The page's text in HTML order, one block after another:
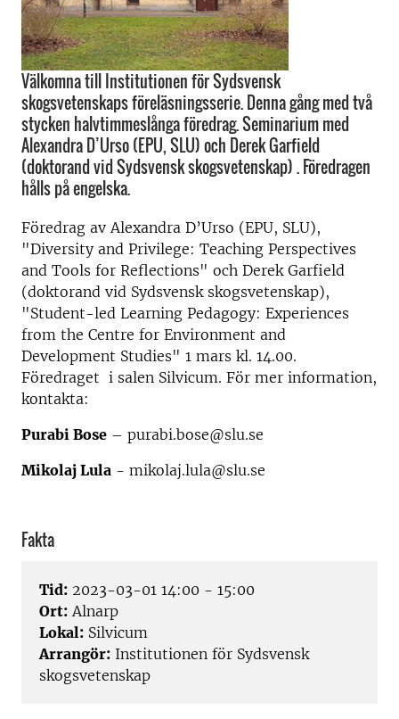
Välkomna till Institutionen för Sydsvensk
skogsvetenskaps föreläsningsserie. Denna gång med två
stycken halvtimmeslånga föredrag. Seminarium med
Alexandra D’Urso (EPU, SLU) och Derek Garfield
(doktorand vid Sydsvensk skogsvetenskap) . Föredragen
hålls på engelska.
Föredrag av Alexandra D’Urso (EPU, SLU),
"Diversity and Privilege: Teaching Perspectives
and Tools for Reflections" och Derek Garfield
(doktorand vid Sydsvensk skogsvetenskap),
"Student-led Learning Pedagogy: Experiences
from the Centre for Environment and
Development Studies" 1 mars kl. 14.00.
Föredraget i salen Silvicum. För mer information,
kontakta:
Purabi Bose – purabi.bose@slu.se
Mikolaj Lula - mikolaj.lula@slu.se
Fakta
Tid: 2023-03-01 14:00 - 15:00
Ort: Alnarp
Lokal: Silvicum
Arrangör: Institutionen för Sydsvensk
skogsvetenskap